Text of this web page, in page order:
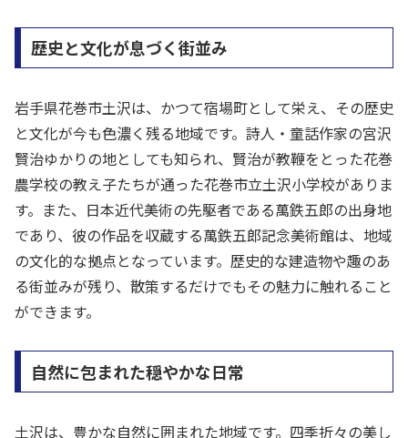
歴史と文化が息づく街並み
岩手県花巻市土沢は、かつて宿場町として栄え、その歴史
と文化が今も色濃く残る地域です。詩人・童話作家の宮沢
賢治ゆかりの地としても知られ、賢治が教鞭をとった花巻
農学校の教え子たちが通った花巻市立土沢小学校がありま
す。また、日本近代美術の先駆者である萬鉄五郎の出身地
であり、彼の作品を収蔵する萬鉄五郎記念美術館は、地域
の文化的な拠点となっています。歴史的な建造物や趣のあ
る街並みが残り、散策するだけでもその魅力に触れること
ができます。
自然に包まれた穏やかな日常
土沢は、豊かな自然に囲まれた地域です。四季折々の美し